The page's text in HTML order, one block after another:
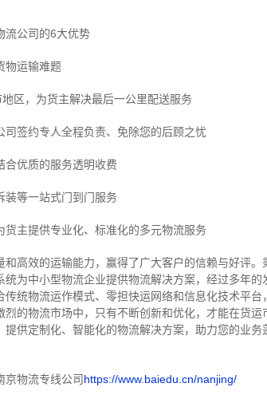
流公司的6大优势
物运输难题
区，为货主解决最后一公里配送服务
签约专人全程负责、免除您的后顾之忧
合优质的服务透明收费
装等一站式门到门服务
主提供专业化、标准化的多元物流服务
高效的运输能力，赢得了广大客户的信赖与好评。
为中小型物流企业提供物流解决方案，经过多年
统物流运作模式、零担快运网络和信息化技术平
烈的物流市场中，只有不断创新和优化，才能在货运
供定制化、智能化的物流解决方案，助力您的业
京物流专线公司https://www.baiedu.cn/nanjing/